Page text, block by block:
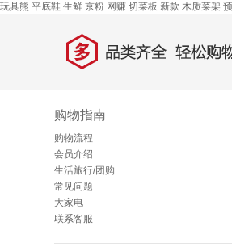
玩具熊 平底鞋 生鲜 京粉 网赚 切菜板 新款 木质菜架
多 品类齐全，轻松购物
购物指南
购物流程
会员介绍
生活旅行/团购
常见问题
大家电
联系客服